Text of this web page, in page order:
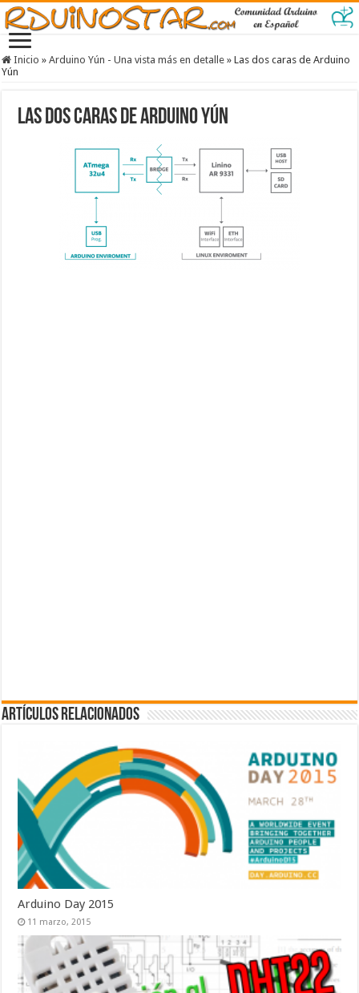
Inicio » Arduino Yún - Una vista más en detalle » Las dos caras de Arduino
Yún
Las dos caras de Arduino Yún
Artículos Relacionados
Arduino Day 2015
11 marzo, 2015